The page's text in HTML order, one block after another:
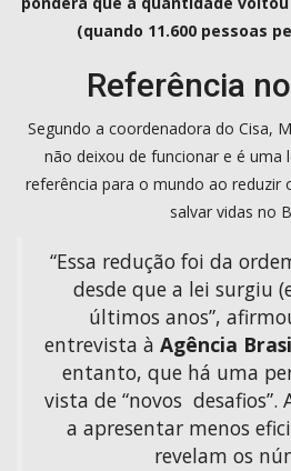
(quando 11.600 pessoas
Referência
Segundo a coordenadora do Cisa,
não deixou de funcionar e é uma
referência para o mundo ao reduzir
salvar vidas no
“Essa redução foi da
desde que a lei surgiu
últimos anos”,
entrevista à Agência
entanto, que há uma
vista de “novos desafios”.
a apresentar menos
revelam os